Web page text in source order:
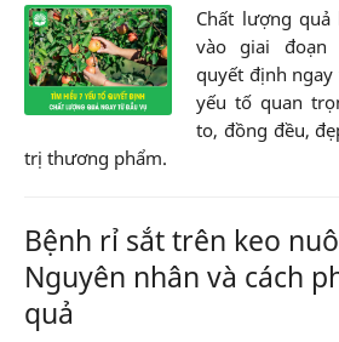
Chất lượng
vào giai đoạn
quyết định
yếu tố quan
to, đồng đều,
trị thương phẩm.
Bệnh rỉ sắt trên keo
Nguyên nhân và cách
quả